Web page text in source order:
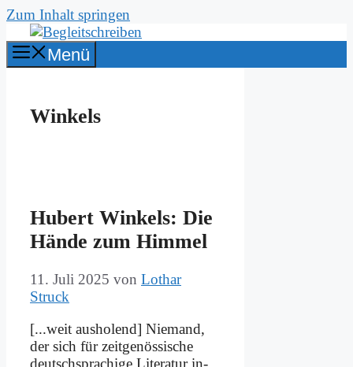
Zum Inhalt springen
Menü
Winkels
Hu­bert Win­kels: Die
Hän­de zum Him­mel
11. Juli 2025 von Lothar
Struck
[...weit aus­ho­lend] Nie­mand,
der sich für zeit­ge­nös­si­sche
deutsch­spra­chi­ge Li­te­ra­tur in­